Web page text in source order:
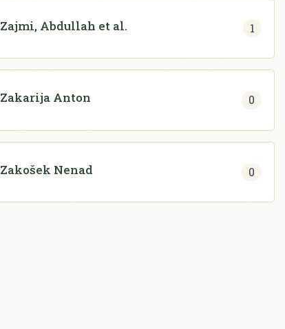
Zajmi, Abdullah et al. 1
Zakarija Anton 0
Zakošek Nenad 0